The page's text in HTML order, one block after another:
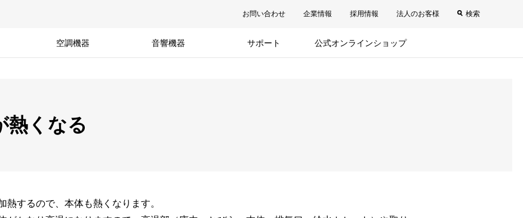
お問い合わせ 企業情報 採用情報 法人のお客様 検索
空調機器 音響機器 サポート 公式オンラインショップ
熱くなる
するので、本体も熱くなります。